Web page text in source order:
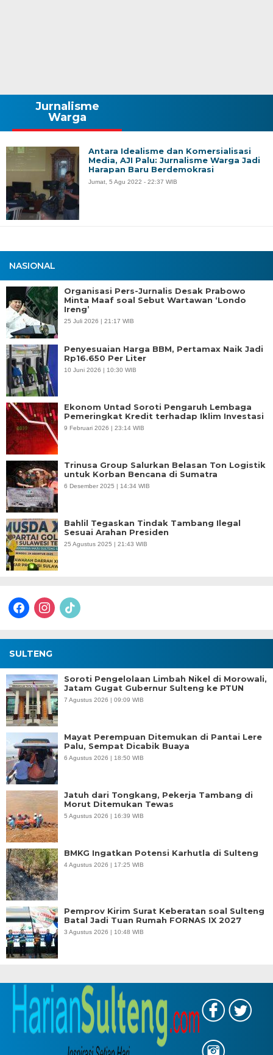
NASIONAL
Organisasi Pers-Jurnalis Desak Prabowo
Minta Maaf soal Sebut Wartawan ‘Londo
Ireng’
25 Juli 2026 | 21:17 WIB
Penyesuaian Harga BBM, Pertamax Naik Jadi
Rp16.650 Per Liter
10 Juni 2026 | 10:30 WIB
Ekonom Untad Soroti Pengaruh Lembaga
Pemeringkat Kredit terhadap Iklim Investasi
9 Februari 2026 | 23:14 WIB
Trinusa Group Salurkan Belasan Ton Logistik
untuk Korban Bencana di Sumatra
6 Desember 2025 | 14:34 WIB
Bahlil Tegaskan Tindak Tambang Ilegal
Sesuai Arahan Presiden
25 Agustus 2025 | 21:43 WIB
facebookinstagram
tiktok
Jurnalisme
Warga
Antara Idealisme dan Komersialisasi
Media, AJI Palu: Jurnalisme Warga Jadi
Harapan Baru Berdemokrasi
Jumat, 5 Agu 2022 - 22:37 WIB
SULTENG
Soroti Pengelolaan Limbah Nikel di Morowali,
Jatam Gugat Gubernur Sulteng ke PTUN
7 Agustus 2026 | 09:09 WIB
Mayat Perempuan Ditemukan di Pantai Lere
Palu, Sempat Dicabik Buaya
6 Agustus 2026 | 18:50 WIB
Jatuh dari Tongkang, Pekerja Tambang di
Morut Ditemukan Tewas
5 Agustus 2026 | 16:39 WIB
BMKG Ingatkan Potensi Karhutla di Sulteng
4 Agustus 2026 | 17:25 WIB
Pemprov Kirim Surat Keberatan soal Sulteng
Batal Jadi Tuan Rumah FORNAS IX 2027
3 Agustus 2026 | 10:48 WIB